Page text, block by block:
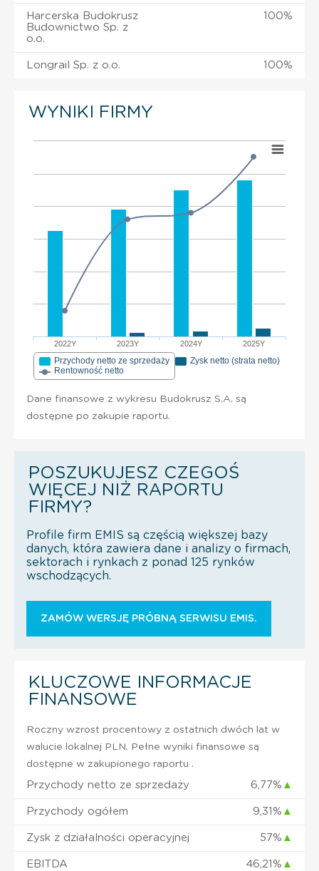
Harcerska Budokrusz
Budownictwo Sp. z
o.o.
100%
Longrail Sp. z o.o. 100%
WYNIKI FIRMY
2022Y 2023Y 2024Y 2025Y
Przychody netto ze sprzedaży
Zysk netto (strata netto)
Rentowność netto
Dane finansowe z wykresu Budokrusz S.A. są
dostępne po zakupie raportu.
POSZUKUJESZ CZEGOŚ
WIĘCEJ NIŻ RAPORTU
FIRMY?
Profile firm EMIS są częścią większej bazy
danych, która zawiera dane i analizy o firmach,
sektorach i rynkach z ponad 125 rynków
wschodzących.
ZAMÓW WERSJĘ PRÓBNĄ SERWISU EMIS.
KLUCZOWE INFORMACJE
FINANSOWE
Roczny wzrost procentowy z ostatnich dwóch lat w
walucie lokalnej PLN. Pełne wyniki finansowe są
dostępne w zakupionego raportu .
Przychody netto ze sprzedaży 6,77% ▲
Przychody ogółem 9,31% ▲
Zysk z działalności operacyjnej 57% ▲
EBITDA 46,21% ▲